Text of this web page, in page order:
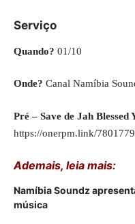
Serviço
Quando? 01/10
Onde? Canal Namíbia
Pré – Save de Jah Blessed
https://onerpm.link/
Ademais, leia mais:
Namíbia Soundz
música